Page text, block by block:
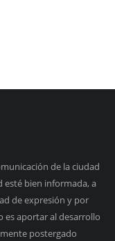
de la ciudad
esté bien informada, a
de expresión y por
es aportar al desarrollo
postergado